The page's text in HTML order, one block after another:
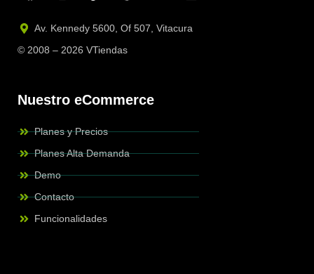
Av. Kennedy 5600, Of 507, Vitacura
© 2008 – 2026 VTiendas
Nuestro eCommerce
Planes y Precios
Planes Alta Demanda
Demo
Contacto
Funcionalidades